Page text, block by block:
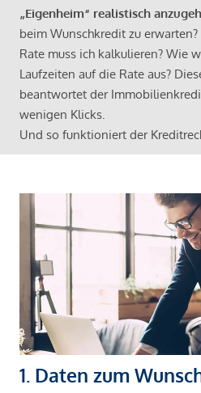
„Eigenheim“ realistisch
beim Wunschkredit zu
Rate muss ich kalkulieren? Wie
Laufzeiten auf die Rate aus?
beantwortet der
wenigen Klicks.
Und so funktioniert der
1. Daten zum